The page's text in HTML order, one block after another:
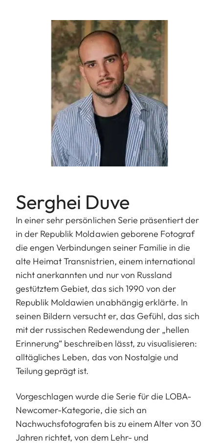
Serghei Duve
In einer sehr persönlichen Serie präsentiert der
in der Republik Moldawien geborene Fotograf
die engen Verbindungen seiner Familie in die
alte Heimat Transnistrien, einem international
nicht anerkannten und nur von Russland
gestütztem Gebiet, das sich 1990 von der
Republik Moldawien unabhängig erklärte. In
seinen Bildern versucht er, das Gefühl, das sich
mit der russischen Redewendung der „hellen
Erinnerung“ beschreiben lässt, zu visualisieren:
alltägliches Leben, das von Nostalgie und
Teilung geprägt ist.
Vorgeschlagen wurde die Serie für die LOBA-
Newcomer-Kategorie, die sich an
Nachwuchsfotografen bis zu einem Alter von 30
Jahren richtet, von dem Lehr- und